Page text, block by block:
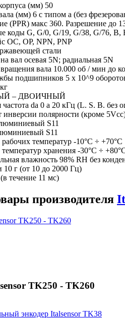
(мм) 50
(мм) 6 с типом a (без
(PPR) макс 360. Разрешение до
коды G, G/0, G/19, G/38, G/76, B,
OC, OP, NPN, PNP
стали
вал осевая 5N; радиальная 5N
вала 10.000 об / мин до
подшипников 5 x 10^9
– ДВОИЧНЫЙ
da 0 a 20 кГц (L. S. B. без
инверсии полярности (кроме
S11
S11
температур -10°C ÷ +70°C
хранения -30°C ÷
влажность 98% RH без
г (от 10 до 2000 Гц)
течение 11 мс)
производителя
TK250 - TK260